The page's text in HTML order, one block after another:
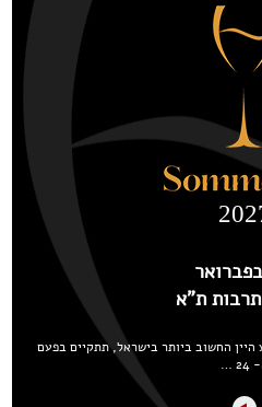
ת"א
החשוב ביותר בישראל, תתקיים בפעם
…